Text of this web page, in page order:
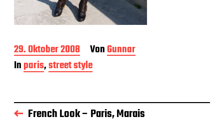
B
e
i
a
g
s
29. Oktober 2008 VonGunnar
Inparis,street style
French Look – Paris, Marais